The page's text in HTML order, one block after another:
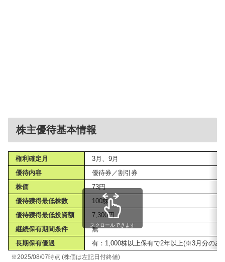
株主優待基本情報
権利確定月
3月、9月
優待内容
優待券／割引券
株価
73円
優待獲得最低株数
100株
優待獲得最低投資額
7,300円
継続保有期間条件
無
長期保有優遇
有：1,000株以上保有で2年以上(※3月分のみ)
スクロールできます
※2025/08/07時点 (株価は左記日付終値)